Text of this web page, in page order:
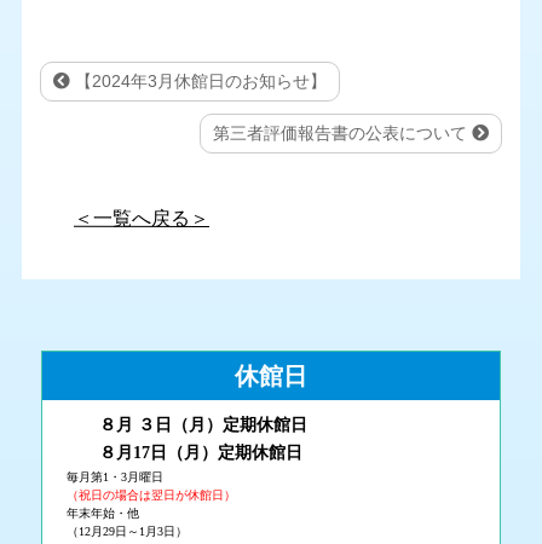
【2024年3月休館日のお知らせ】
第三者評価報告書の公表について
＜一覧へ戻る＞
休館日
８月 ３ 日（月 ） 定期休館日
８月17日（月 ）定期休館日
毎月第1・3月曜日
（祝日の場合は翌日が休館日）
年末年始・他
（12月29日～1月3日）